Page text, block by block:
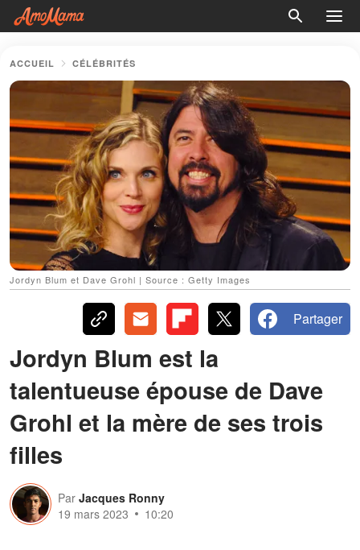
ACCUEIL CÉLÉBRITÉS
Jordyn Blum et Dave Grohl | Source : Getty Images
Partager
Jordyn Blum est la
talentueuse épouse de Dave
Grohl et la mère de ses trois
filles
Par Jacques Ronny
19 mars 2023
10:20